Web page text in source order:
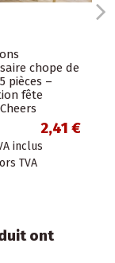
chope de
pièces –
fête
2,41 €
inclus
TVA
ont